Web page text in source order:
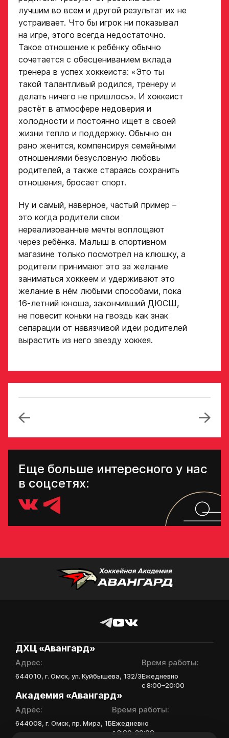
лучшим во всем и другой результат их не
устраивает. Что бы игрок ни показывал
на игре, этого всегда недостаточно.
Такое отношение к ребёнку обычно
сочетается с обесцениванием вклада
тренера в успех хоккеиста: «Это ты
такой талантливый родился, тренеру и
делать ничего не пришлось». И хоккеист
растёт в атмосфере недоверия и
холодности и постоянно ищет в своей
жизни тепло и поддержку. Обычно он
рано женится, компенсируя семейными
отношениями безусловную любовь
родителей, а также стараясь сохранить
отношения, бросает спорт.
Ну и самый, наверное, частый пример –
это когда родители свои
нереализованные мечты воплощают
через ребёнка. Малыш в спортивном
магазине только посмотрел на клюшку, а
родители принимают это за желание
заниматься хоккеем и удерживают это
желание в нём любыми способами, пока
16-летний юноша, закончивший ДЮСШ,
не повесит коньки на гвоздь как знак
сепарации от навязчивой идеи родителей
вырастить из него звезду хоккея.
Еще больше интересного у нас
в соцсетях:
ДХЦ «Авангард»
Адрес:
644010, г. Омск, ул. Куйбышева, 132/3
Время работы:
Ежедневно
с 8:00–20:00
Академия «Авангард»
Адрес:
644008, г. Омск, пр. Мира, 1Б
Время работы:
Ежедневно
с 8:00-20:00